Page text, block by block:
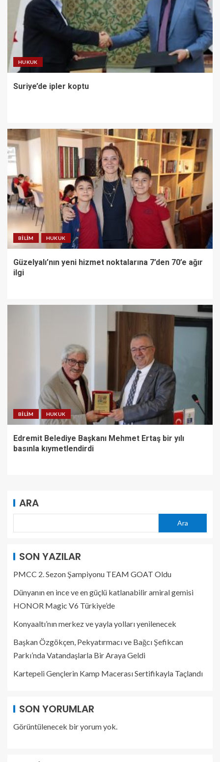
HUKUK
Suriye’de ipler koptu
BILIM HUKUK
Güzelyalı’nın yeni hizmet noktalarına 7’den 70’e ağır
ilgi
BILIM HUKUK
Edremit Belediye Başkanı Mehmet Ertaş bir yılı
basınla kıymetlendirdi
ARA
Ara
SON YAZILAR
PMCC 2. Sezon Şampiyonu TEAM GOAT Oldu
Dünyanın en ince ve en güçlü katlanabilir amiral gemisi
HONOR Magic V6 Türkiye’de
Konyaaltı’nın merkez ve yayla yolları yenilenecek
Başkan Özgökçen, Pekyatırmacı ve Bağcı Şefikcan
Parkı’nda Vatandaşlarla Bir Araya Geldi
Kartepeli Gençlerin Kamp Macerası Sertifikayla Taçlandı
SON YORUMLAR
Görüntülenecek bir yorum yok.